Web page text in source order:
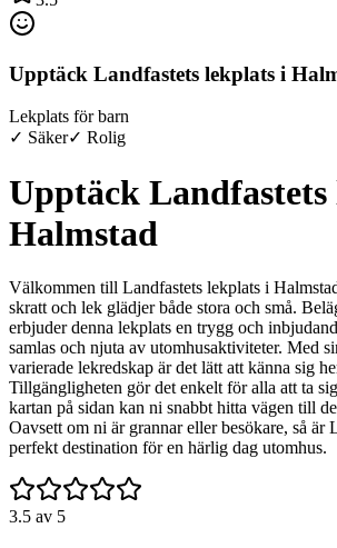
Upptäck Landfastets lekplats i
Lekplats för barn
✓ Säker✓ Rolig
Upptäck
Halmstad
Välkommen till Landfastets lekplats i
skratt och lek glädjer både stora och små.
erbjuder denna lekplats en trygg och
samlas och njuta av utomhusaktiviteter. Med
varierade lekredskap är det lätt att känna sig
Tillgängligheten gör det enkelt för alla att ta
kartan på sidan kan ni snabbt hitta vägen till
Oavsett om ni är grannar eller besökare, så är
perfekt destination för en härlig dag utomhus.
3.5 av 5